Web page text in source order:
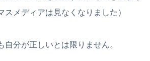
スメディアは見なくなりました）
自分が正しいとは限りません。